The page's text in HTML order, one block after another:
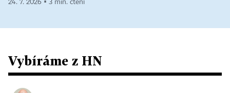
24. 7. 2026 ▪ 3 min. čtení
Vybíráme z HN